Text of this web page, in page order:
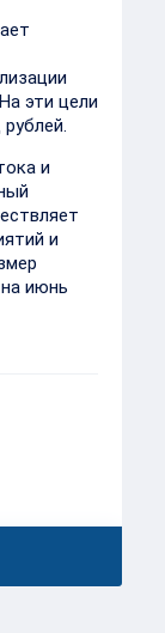
эти цели
и
и
июнь